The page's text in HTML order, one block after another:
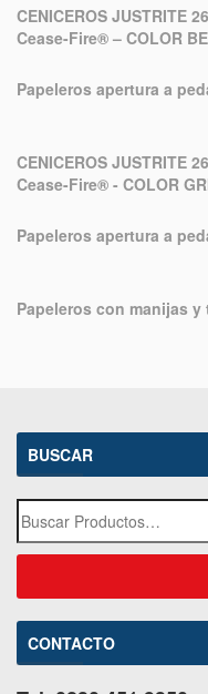
CENICEROS JUSTRITE
Cease-Fire® – COLOR
Papeleros apertura a
CENICEROS JUSTRITE
Cease-Fire® - COLOR
Papeleros apertura a
Papeleros con manijas
BUSCAR
CONTACTO